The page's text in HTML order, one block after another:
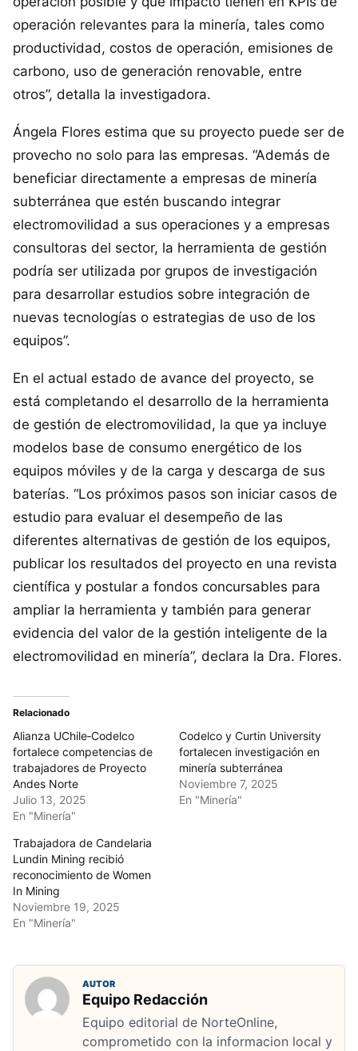
operación relevantes para la minería, tales como
productividad, costos de operación, emisiones de
carbono, uso de generación renovable, entre
otros”, detalla la investigadora.
Ángela Flores estima que su proyecto puede ser de
provecho no solo para las empresas. “Además de
beneficiar directamente a empresas de minería
subterránea que estén buscando integrar
electromovilidad a sus operaciones y a empresas
consultoras del sector, la herramienta de gestión
podría ser utilizada por grupos de investigación
para desarrollar estudios sobre integración de
nuevas tecnologías o estrategias de uso de los
equipos”.
En el actual estado de avance del proyecto, se
está completando el desarrollo de la herramienta
de gestión de electromovilidad, la que ya incluye
modelos base de consumo energético de los
equipos móviles y de la carga y descarga de sus
baterías. “Los próximos pasos son iniciar casos de
estudio para evaluar el desempeño de las
diferentes alternativas de gestión de los equipos,
publicar los resultados del proyecto en una revista
científica y postular a fondos concursables para
ampliar la herramienta y también para generar
evidencia del valor de la gestión inteligente de la
electromovilidad en minería”, declara la Dra. Flores.
Relacionado
Alianza UChile‑Codelco
fortalece competencias de
trabajadores de Proyecto
Andes Norte
Julio 13, 2025
En "Minería"
Codelco y Curtin University
fortalecen investigación en
minería subterránea
Noviembre 7, 2025
En "Minería"
Trabajadora de Candelaria
Lundin Mining recibió
reconocimiento de Women
In Mining
Noviembre 19, 2025
En "Minería"
AUTOR
Equipo Redacción
Equipo editorial de NorteOnline,
comprometido con la informacion local y